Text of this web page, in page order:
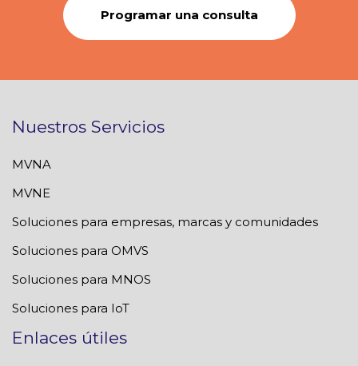
Programar una consulta
Nuestros Servicios
MVNA
MVNE
Soluciones para empresas, marcas y comunidades
Soluciones para OMVS
Soluciones para MNOS
Soluciones para IoT
Enlaces útiles